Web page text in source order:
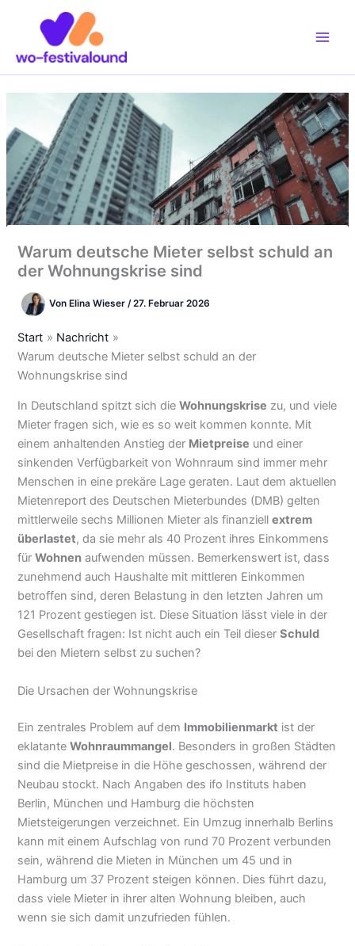
Warum deutsche Mieter selbst schuld an
der Wohnungskrise sind
Von Elina Wieser/27. Februar 2026
Start
Nachricht
Warum deutsche Mieter selbst schuld an der
Wohnungskrise sind
In Deutschland spitzt sich dieWohnungskrise zu, und viele
Mieter fragen sich, wie es so weit kommen konnte. Mit
einem anhaltenden Anstieg der Mietpreise und einer
sinkenden Verfügbarkeit von Wohnraum sind immer mehr
Menschen in eine prekäre Lage geraten. Laut dem aktuellen
Mietenreport des Deutschen Mieterbundes (DMB) gelten
mittlerweile sechs Millionen Mieter als finanziellextrem
überlastet, da sie mehr als 40 Prozent ihres Einkommens
fürWohnen aufwenden müssen. Bemerkenswert ist, dass
zunehmend auch Haushalte mit mittleren Einkommen
betroffen sind, deren Belastung in den letzten Jahren um
121 Prozent gestiegen ist. Diese Situation lässt viele in der
Gesellschaft fragen: Ist nicht auch ein Teil dieserSchuld
bei den Mietern selbst zu suchen?
Die Ursachen der Wohnungskrise
Ein zentrales Problem auf dem Immobilienmarkt ist der
eklatanteWohnraummangel. Besonders in großen Städten
sind die Mietpreise in die Höhe geschossen, während der
Neubau stockt. Nach Angaben des ifo Instituts haben
Berlin, München und Hamburg die höchsten
Mietsteigerungen verzeichnet. Ein Umzug innerhalb Berlins
kann mit einem Aufschlag von rund 70 Prozent verbunden
sein, während die Mieten in München um 45 und in
Hamburg um 37 Prozent steigen können. Dies führt dazu,
dass viele Mieter in ihrer alten Wohnung bleiben, auch
wenn sie sich damit unzufrieden fühlen.